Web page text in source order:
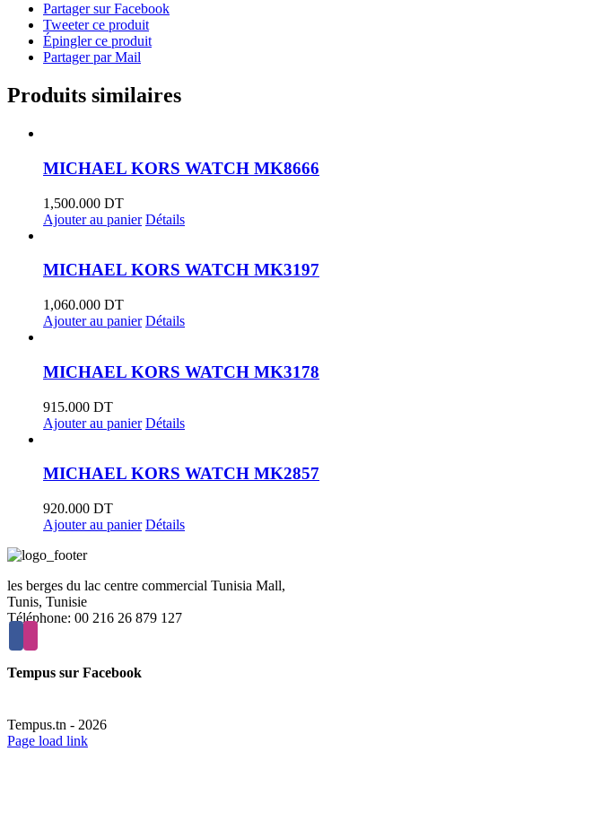
Partager sur Facebook
Tweeter ce produit
Épingler ce produit
Partager par Mail
Produits similaires
MICHAEL KORS WATCH MK8666
1,500.000 DT
Ajouter au panier Détails
MICHAEL KORS WATCH MK3197
1,060.000 DT
Ajouter au panier Détails
MICHAEL KORS WATCH MK3178
915.000 DT
Ajouter au panier Détails
MICHAEL KORS WATCH MK2857
920.000 DT
Ajouter au panier Détails
les berges du lac centre commercial Tunisia Mall,
Tunis, Tunisie
Téléphone: 00 216 26 879 127
Tempus sur Facebook
Tempus.tn - 2026
Page load link